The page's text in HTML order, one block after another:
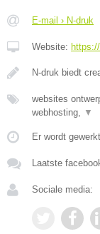
E-mail › N-druk
Website:
N-druk biedt
websites
webhosting, ▼
Er wordt
Laatste
Sociale media: